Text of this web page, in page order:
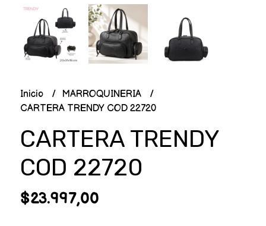
Inicio
MARROQUINERIA
CARTERA TRENDY COD 22720
CARTERA TRENDY
COD 22720
$23.997,00